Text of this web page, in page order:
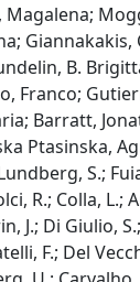
Giannakakis,
B.
Franco;
Barratt,
Ptasinska,
S.;
R.; Colla, L.;
J.; Di Giulio,
F.; Del